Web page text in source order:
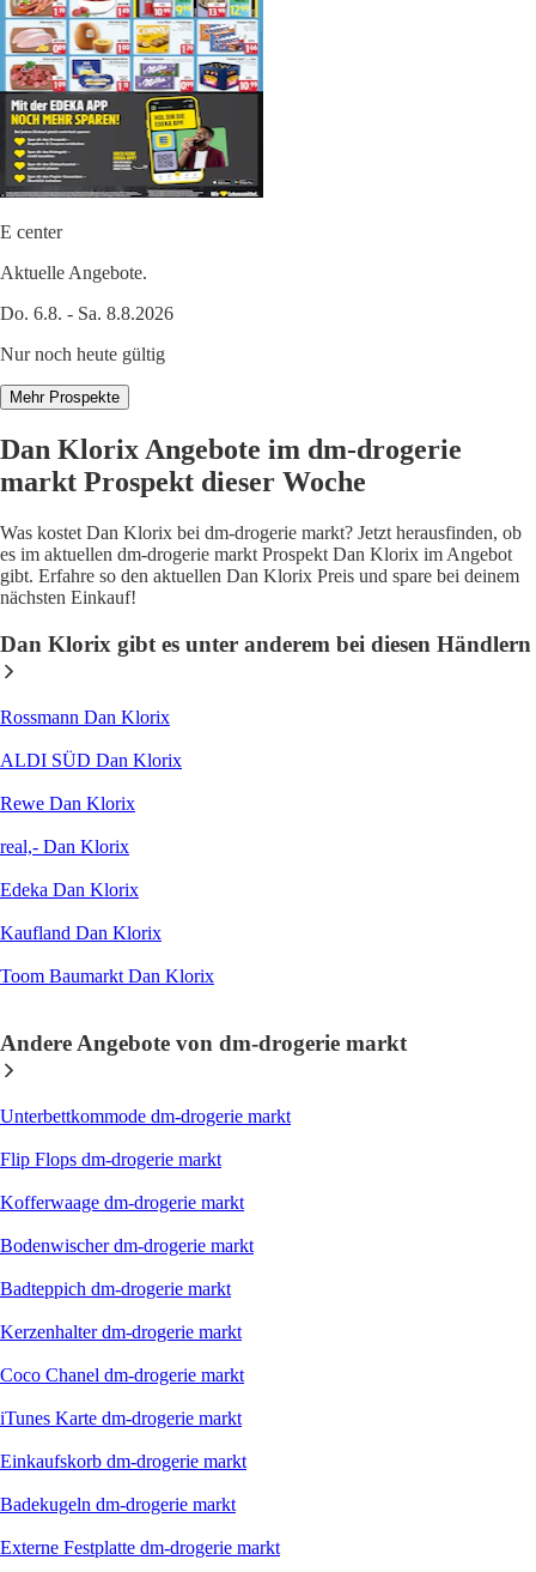
E center
Aktuelle Angebote.
Do. 6.8. - Sa. 8.8.2026
Nur noch heute gültig
Mehr Prospekte
Dan Klorix Angebote im dm-drogerie
markt Prospekt dieser Woche
Was kostet Dan Klorix bei dm-drogerie markt? Jetzt herausfinden, ob
es im aktuellen dm-drogerie markt Prospekt Dan Klorix im Angebot
gibt. Erfahre so den aktuellen Dan Klorix Preis und spare bei deinem
nächsten Einkauf!
Dan Klorix gibt es unter anderem bei diesen Händlern
Rossmann Dan Klorix
ALDI SÜD Dan Klorix
Rewe Dan Klorix
real,- Dan Klorix
Edeka Dan Klorix
Kaufland Dan Klorix
Toom Baumarkt Dan Klorix
Andere Angebote von dm-drogerie markt
Unterbettkommode dm-drogerie markt
Flip Flops dm-drogerie markt
Kofferwaage dm-drogerie markt
Bodenwischer dm-drogerie markt
Badteppich dm-drogerie markt
Kerzenhalter dm-drogerie markt
Coco Chanel dm-drogerie markt
iTunes Karte dm-drogerie markt
Einkaufskorb dm-drogerie markt
Badekugeln dm-drogerie markt
Externe Festplatte dm-drogerie markt